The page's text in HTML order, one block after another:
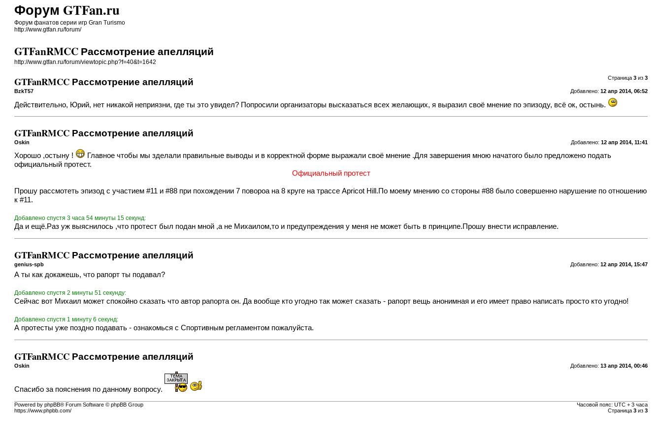
Форум GTFan.ru
Форум фанатов серии игр Gran Turismo
http://www.gtfan.ru/forum/
GTFanRMCC Рассмотрение апелляций
http://www.gtfan.ru/forum/viewtopic.php?f=40&t=1642
Страница 3из 3
GTFanRMCC Рассмотрение апелляций
Добавлено: 12 апр 2014, 06:52
BzkT57
Действительно, Юрий, нет никакой неприязни, где ты это увидел? Попросили организаторы высказаться всех желающих, я выразил своё мнение по эпизоду, всё ок, остынь.
GTFanRMCC Рассмотрение апелляций
Добавлено: 12 апр 2014, 11:41
Oskin
Хорошо ,остыну !
Главное чтобы мы зделали правильные выводы и в корректной форме выражали своё мнение .Для завершения мною начатого было предложено подать
официальный протест.
Официальный протест
Прошу рассмотеть эпизод с участием #11 и #88 при похождении 7 повороа на 8 круге на трассе Apricot Hill.По моему мнению со стороны #88 было совершенно нарушение по отношению
к #11.
Добавлено спустя 3 часа 54 минуты 15 секунд:
Да и ещё.Раз уж выяснилось ,что протест был подан мной ,а не Михаилом,то и предупреждения у меня не может быть в принципе.Прошу внести исправление.
GTFanRMCC Рассмотрение апелляций
Добавлено: 12 апр 2014, 15:47
genius-spb
А ты как докажешь, что рапорт ты подавал?
Добавлено спустя 2 минуты 51 секунду:
Сейчас вот Михаил может спокойно сказать что автор рапорта он. Да вообще кто угодно так может сказать - рапорт вещь анонимная и его имеет право написать просто кто угодно!
Добавлено спустя 1 минуту 6 секунд:
А протесты уже поздно подавать - ознакомься с Спортивным регламентом пожалуйста.
GTFanRMCC Рассмотрение апелляций
Добавлено: 13 апр 2014, 00:46
Oskin
Спасибо за пояснения по данному вопросу.
Часовой пояс: UTC + 3 часа
Страница 3из 3
Powered by phpBB® Forum Software © phpBB Group
https://www.phpbb.com/